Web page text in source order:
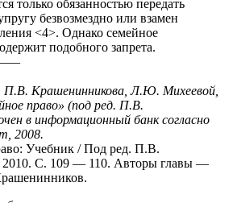
только обязанностью передать
безвозмездно или взамен
<4>. Однако семейное
подобного запрета.
П.В. Крашенинникова, Л.Ю. Михеевой,
право» (под ред. П.В.
в информационный банк согласно
2008.
Учебник / Под ред. П.В.
С. 109 — 110. Авторы главы —